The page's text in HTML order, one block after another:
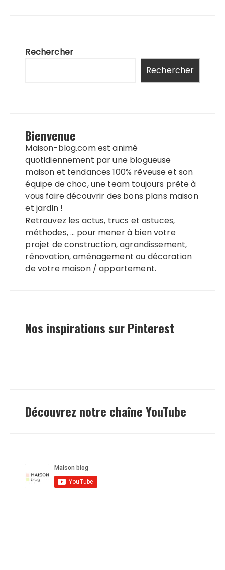
Rechercher
Rechercher
Bienvenue
Maison-blog.com est animé
quotidiennement par une blogueuse
maison et tendances 100% rêveuse et son
équipe de choc, une team toujours prête à
vous faire découvrir des bons plans maison
et jardin !
Retrouvez les actus, trucs et astuces,
méthodes, … pour mener à bien votre
projet de construction, agrandissement,
rénovation, aménagement ou décoration
de votre maison / appartement.
Nos inspirations sur Pinterest
Découvrez notre chaîne YouTube